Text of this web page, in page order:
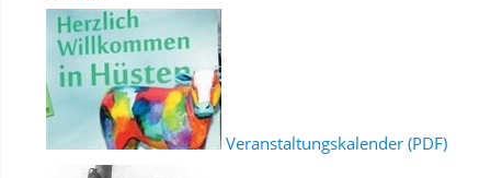
Veranstaltungskalender (PDF)